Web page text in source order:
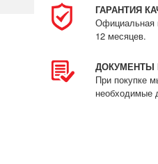
ГАРАНТИЯ
Официальная
12 месяцев.
ДОКУМЕНТЫ
При покупке
необходимые